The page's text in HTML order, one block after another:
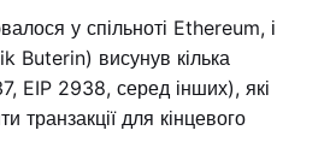
у спільноті Ethereum, і
Buterin) висунув кілька
EIP 2938, серед інших), які
транзакції для кінцевого